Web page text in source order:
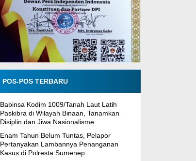
POS-POS TERBARU
Babinsa Kodim 1009/Tanah Laut Latih
Paskibra di Wilayah Binaan, Tanamkan
Disiplin dan Jiwa Nasionalisme
Enam Tahun Belum Tuntas, Pelapor
Pertanyakan Lambannya Penanganan
Kasus di Polresta Sumenep